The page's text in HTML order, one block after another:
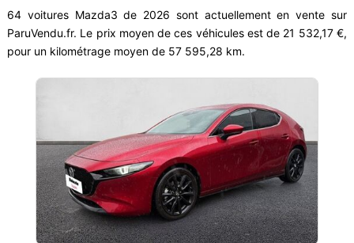
64 voitures Mazda3 de 2026 sont actuellement en vente sur
ParuVendu.fr. Le prix moyen de ces véhicules est de 21 532,17 €,
pour un kilométrage moyen de 57 595,28 km.